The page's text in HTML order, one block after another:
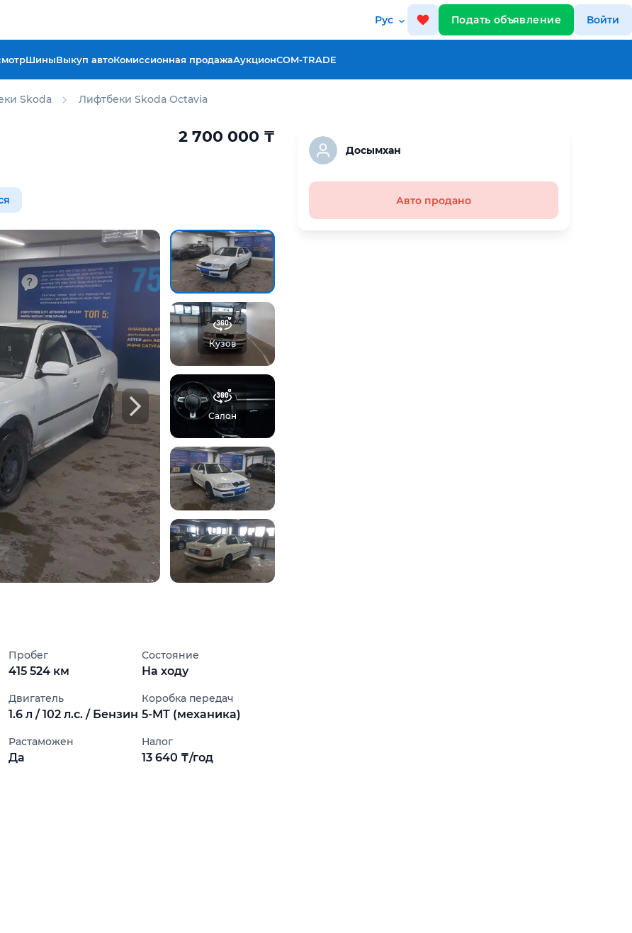
Рус Подать объявление Войти
ШиныВыкуп автоКомиссионная продажаАукционCOM-TRADE
Skoda Лифтбеки Skoda Octavia
2 700 000 ₸
Aster
пример отчета
Кузов
Салон
Пробег
415 524 км
Состояние
На ходу
Двигатель
1.6 л / 102 л.с. / Бензин
Коробка передач
5-MT (механика)
Растаможен
Да
Налог
13 640 ₸/год
Досымхан
Авто продано